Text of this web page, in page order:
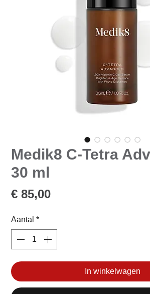
Medik8 C-Tetra
30 ml
€ 85,00Prijs
Aantal *
In winkelwagen